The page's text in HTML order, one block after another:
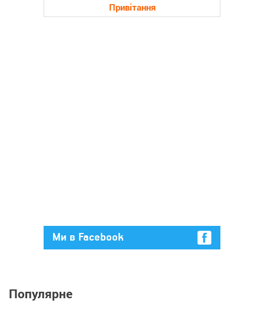
Привітання
Ми в Facebook
Популярне